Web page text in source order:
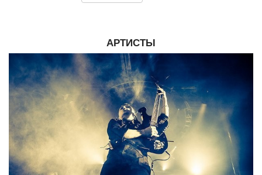
АРТИСТЫ